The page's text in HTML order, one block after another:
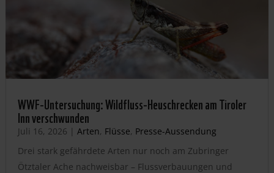
WWF-Untersuchung: Wildfluss-Heuschrecken am Tiroler
Inn verschwunden
Juli 16, 2026 | Arten, Flüsse, Presse-Aussendung
Drei stark gefährdete Arten nur noch am Zubringer
Ötztaler Ache nachweisbar – Flussverbauungen und